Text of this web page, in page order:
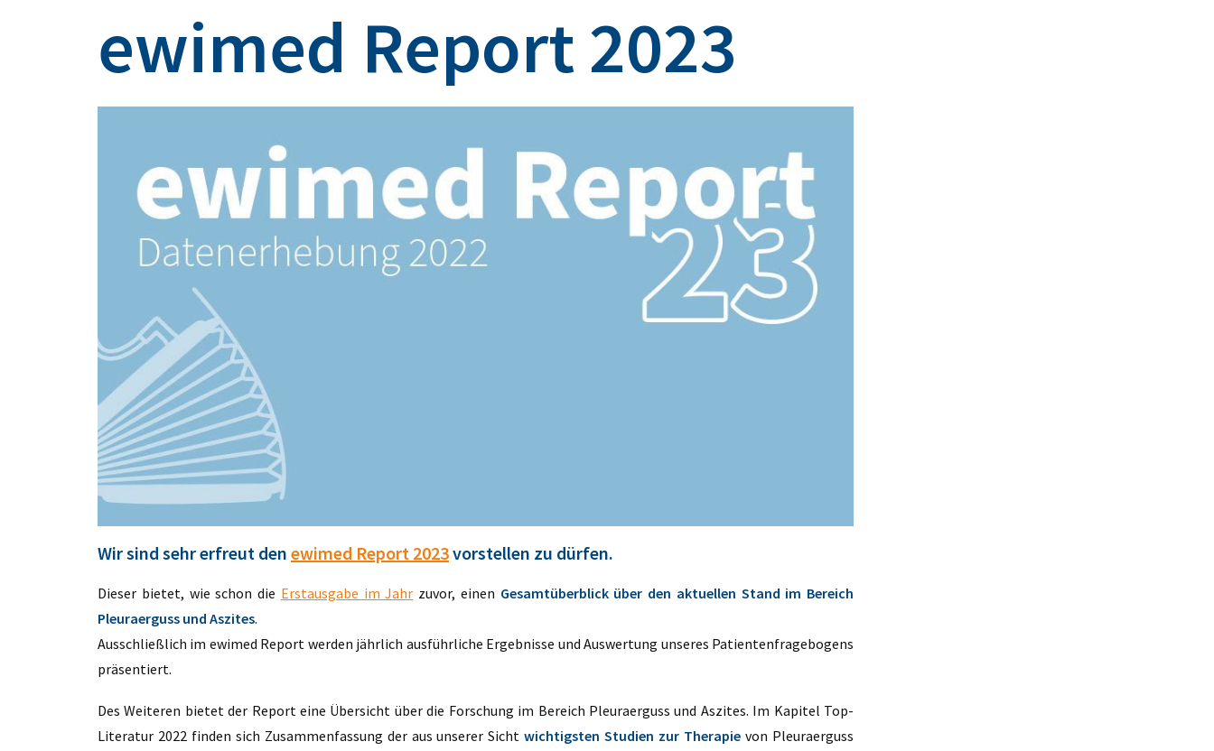
ewimed Report 2023
Wir sind sehr erfreut den ewimed Report 2023vorstellen zu dürfen.
Dieser bietet, wie schon die Erstausgabe im Jahr zuvor, einen Gesamtüberblick über den aktuellen Stand im Bereich
Pleuraerguss und Aszites.
Ausschließlich im ewimed Report werden jährlich ausführliche Ergebnisse und Auswertung unseres Patientenfragebogens
präsentiert.
Des Weiteren bietet der Report eine Übersicht über die Forschung im Bereich Pleuraerguss und Aszites. Im Kapitel Top-
Literatur 2022 finden sich Zusammenfassung der aus unserer Sichtwichtigsten Studien zur Therapie von Pleuraerguss